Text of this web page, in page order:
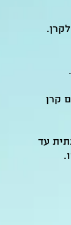
קרן
עד